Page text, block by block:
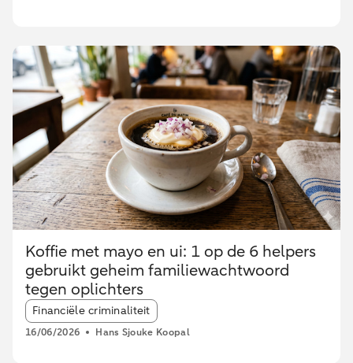
Koffie met mayo en ui: 1 op de 6 helpers
gebruikt geheim familiewachtwoord
tegen oplichters
Article tags:
Financiële criminaliteit
16/06/2026 Hans Sjouke Koopal